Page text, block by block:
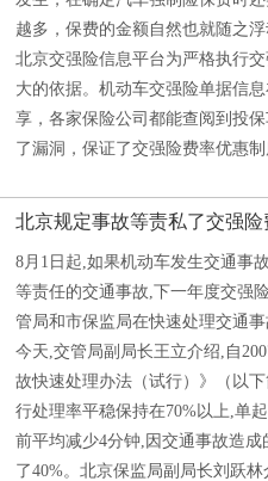
越多，保费的金额自然也就随之浮
北京交强险信息平台为严格执行
大的依据。机动车交强险单据信
享，各家保险公司都能查阅到投
了漏洞，保证了交强险费率优惠制
北京规定事故等责私了交强
8月1日起,如果机动车发生交通事
等责任的交通事故,下一年度交强
管局和市保监局在快速处理交通
今天,交管局副局长王立介绍,自
故快速处理办法（试行）》（以
行处理率平稳保持在70%以上,单
前平均减少4分钟,因交通事故造
了40%。北京保监局副局长刘跃